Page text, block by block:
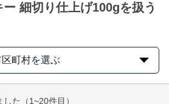
細切り仕上げ100gを扱う
区町村を選ぶ
した （1~20件目）